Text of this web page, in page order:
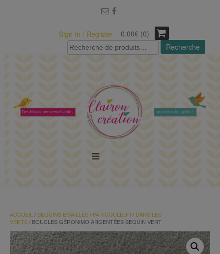
Sign In / Register
0.00€ (0)
Recherche
pour :
Recherche
ACCUEIL /SEQUINS EMAILLÉS/ PAR COULEUR / DANS LES
VERTS/ BOUCLES GÉRONIMO ARGENTÉES SEQUIN VERT